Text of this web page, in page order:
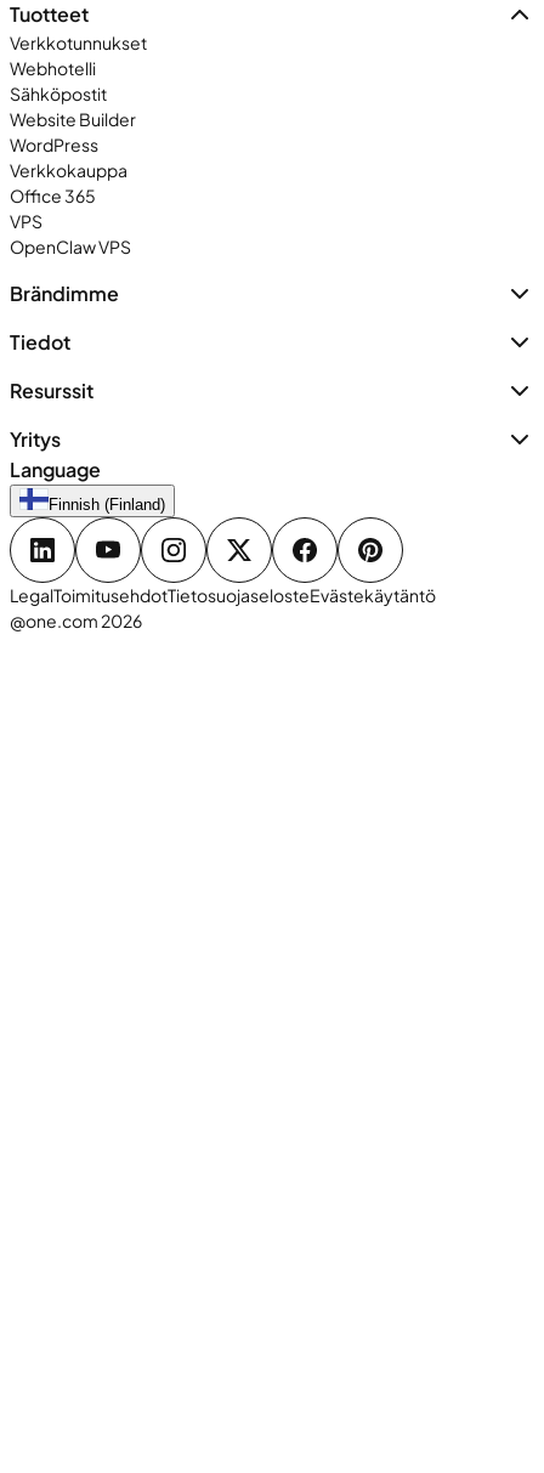
Tuotteet
Verkkotunnukset
Webhotelli
Sähköpostit
Website Builder
WordPress
Verkkokauppa
Office 365
VPS
OpenClaw VPS
Brändimme
Tiedot
Resurssit
Yritys
Language
Finnish (Finland)
LegalToimitusehdotTietosuojaselosteEvästekäytäntö
@one.com 2026